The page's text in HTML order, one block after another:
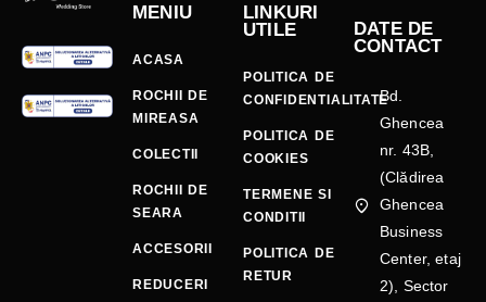
MENIU
ACASA
ROCHII DE
MIREASA
COLECTII
ROCHII DE
SEARA
ACCESORII
REDUCERI
LINKURI
UTILE
POLITICA DE
CONFIDENTIALITATE
POLITICA DE
COOKIES
TERMENE SI
CONDITII
POLITICA DE
RETUR
DATE DE
CONTACT
Bd.
Ghencea
nr. 43B,
(Clădirea
Ghencea
Business
Center, etaj
2), Sector